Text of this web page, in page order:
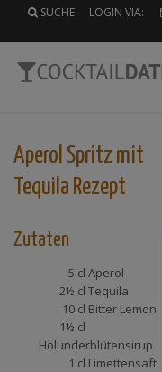
SUCHE LOGIN VIA:
Aperol Spritz mit
Tequila Rezept
Zutaten
5 cl Aperol
2½ cl Tequila
10 cl Bitter Lemon
1½ cl
Holunderblütensirup
1 cl Limettensaft